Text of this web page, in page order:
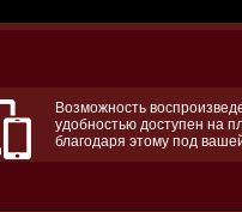
Возможность
удобностью доступен на
благодаря этому под